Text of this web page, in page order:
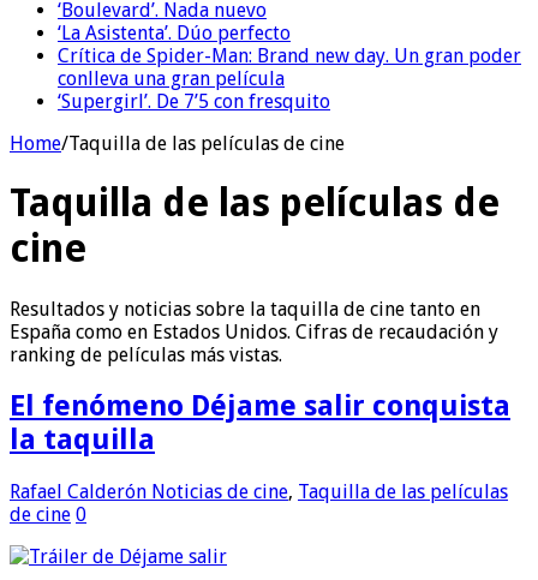
‘Boulevard’. Nada nuevo
‘La Asistenta’. Dúo perfecto
Crítica de Spider-Man: Brand new day. Un gran poder
conlleva una gran película
‘Supergirl’. De 7’5 con fresquito
Home/Taquilla de las películas de cine
Taquilla de las películas de
cine
Resultados y noticias sobre la taquilla de cine tanto en
España como en Estados Unidos. Cifras de recaudación y
ranking de películas más vistas.
El fenómeno Déjame salir conquista
la taquilla
Rafael Calderón Noticias de cine, Taquilla de las películas
de cine 0